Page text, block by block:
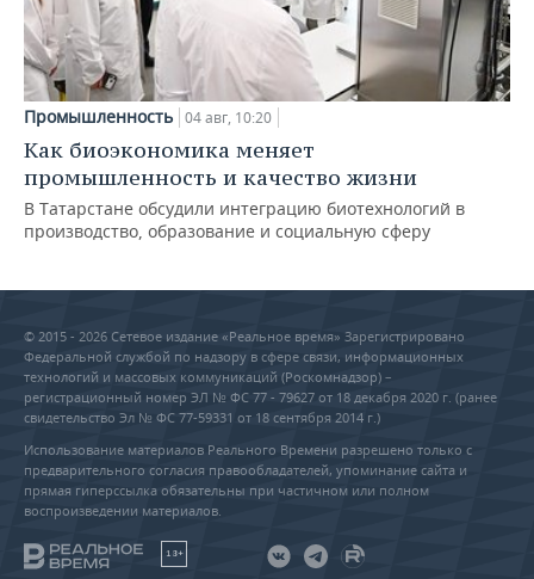
Промышленность 04 авг, 10:20
Как биоэкономика меняет
промышленность и качество жизни
В Татарстане обсудили интеграцию биотехнологий в
производство, образование и социальную сферу
© 2015 - 2026 Сетевое издание «Реальное время» Зарегистрировано
Федеральной службой по надзору в сфере связи, информационных
технологий и массовых коммуникаций (Роскомнадзор) –
регистрационный номер ЭЛ № ФС 77 - 79627 от 18 декабря 2020 г. (ранее
свидетельство Эл № ФС 77-59331 от 18 сентября 2014 г.)
Использование материалов Реального Времени разрешено только с
предварительного согласия правообладателей, упоминание сайта и
прямая гиперссылка обязательны при частичном или полном
воспроизведении материалов.
18+